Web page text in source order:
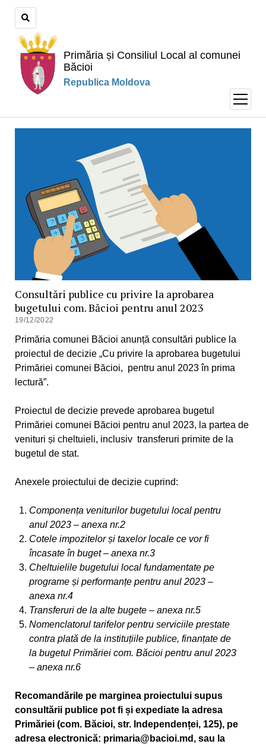
Primăria și Consiliul Local al comunei
Băcioi
Republica Moldova
open
menu
Consultări publice cu privire la aprobarea
bugetului com. Băcioi pentru anul 2023
19/12/2022
Primăria comunei Băcioi anunță consultări publice la
proiectul de decizie „Cu privire la aprobarea bugetului
Primăriei comunei Băcioi, pentru anul 2023 în prima
lectură”.
Proiectul de decizie prevede aprobarea bugetul
Primăriei comunei Băcioi pentru anul 2023, la partea de
venituri și cheltuieli, inclusiv transferuri primite de la
bugetul de stat.
Anexele proiectului de decizie cuprind:
Componența veniturilor bugetului local pentru
anul 2023 – anexa nr.2
Cotele impozitelor și taxelor locale ce vor fi
încasate în buget – anexa nr.3
Cheltuielile bugetului local fundamentate pe
programe și performanțe pentru anul 2023 –
anexa nr.4
Transferuri de la alte bugete – anexa nr.5
Nomenclatorul tarifelor pentru serviciile prestate
contra plată de la instituțiile publice, finanțate de
la bugetul Primăriei com. Băcioi pentru anul 2023
– anexa nr.6
Recomandările pe marginea proiectului supus
consultării publice pot fi și expediate la adresa
Primăriei (com. Băcioi, str. Independenței, 125), pe
adresa electronică: primaria@bacioi.md, sau la